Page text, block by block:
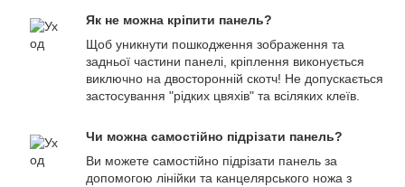
Як не можна кріпити панель?
Щоб уникнути пошкодження зображення та
задньої частини панелі, кріплення виконується
виключно на двосторонній скотч! Не допускається
застосування "рідких цвяхів" та всіляких клеїв.
Чи можна самостійно підрізати панель?
Ви можете самостійно підрізати панель за
допомогою лінійки та канцелярського ножа з